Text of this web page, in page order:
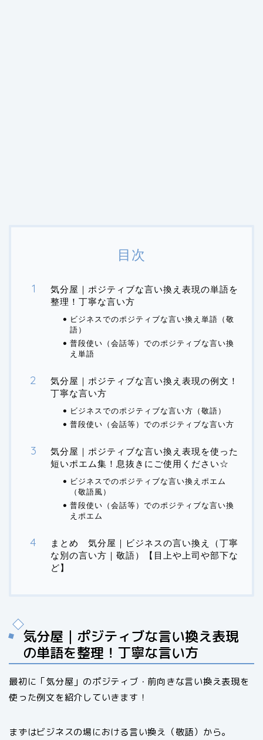
目次
気分屋｜ポジティブな言い換え表現の単語を
整理！丁寧な言い方
ビジネスでのポジティブな言い換え単語（敬
語）
普段使い（会話等）でのポジティブな言い換
え単語
気分屋｜ポジティブな言い換え表現の例文！
丁寧な言い方
ビジネスでのポジティブな言い方（敬語）
普段使い（会話等）でのポジティブな言い方
気分屋｜ポジティブな言い換え表現を使った
短いポエム集！息抜きにご使用ください☆
ビジネスでのポジティブな言い換えポエム
（敬語風）
普段使い（会話等）でのポジティブな言い換
えポエム
まとめ 気分屋｜ビジネスの言い換え（丁寧
な別の言い方｜敬語）【目上や上司や部下な
ど】
気分屋｜ポジティブな言い換え表現
の単語を整理！丁寧な言い方
最初に「気分屋」のポジティブ・前向きな言い換え表現を
使った例文を紹介していきます！
まずはビジネスの場における言い換え（敬語）から。